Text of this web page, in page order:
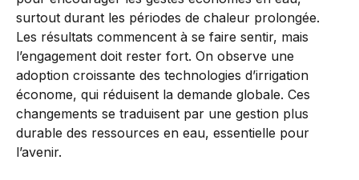
surtout durant les périodes de chaleur prolongée.
Les résultats commencent à se faire sentir, mais
l’engagement doit rester fort. On observe une
adoption croissante des technologies d’irrigation
économe, qui réduisent la demande globale. Ces
changements se traduisent par une gestion plus
durable des ressources en eau, essentielle pour
l’avenir.